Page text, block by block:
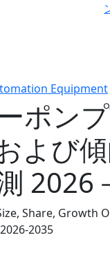
Equipment
ポン
よび
2026
Share, Growth
2035